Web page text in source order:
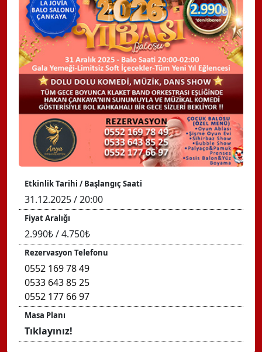
Etkinlik Tarihi / Başlangıç Saati
31.12.2025 / 20:00
Fiyat Aralığı
2.990₺ / 4.750₺
Rezervasyon Telefonu
0552 169 78 49
0533 643 85 25
0552 177 66 97
Masa Planı
Tıklayınız!